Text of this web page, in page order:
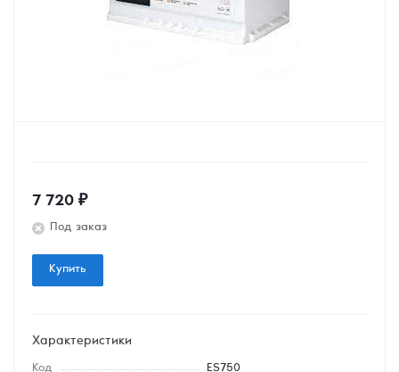
7 720 ₽
Под заказ
Купить
Характеристики
Код ES750